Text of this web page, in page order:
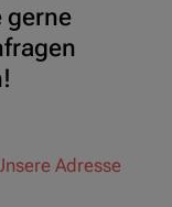
gerne
Adresse